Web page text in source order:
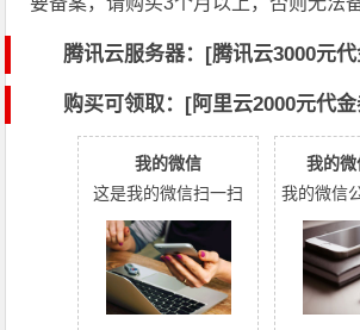
腾讯云服务器：[腾讯云3000元
购买可领取：[阿里云2000元代
我的微信
这是我的微信扫一扫
我的
我的微信